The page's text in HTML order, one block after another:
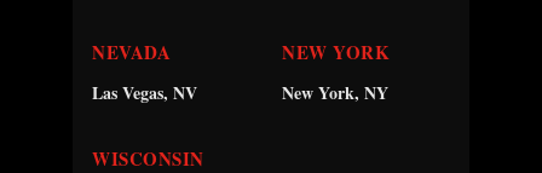
NEVADA
Las Vegas, NV
NEW YORK
New York, NY
WISCONSIN